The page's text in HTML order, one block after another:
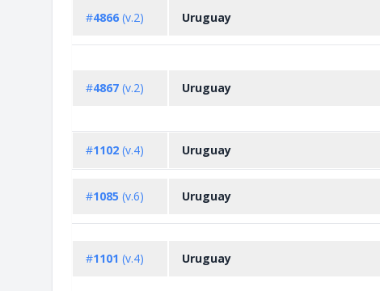
#4866 (v.2) Uruguay
#4867 (v.2) Uruguay
#1102 (v.4) Uruguay
#1085 (v.6) Uruguay
#1101 (v.4) Uruguay